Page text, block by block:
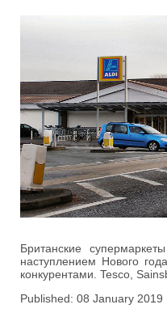
Британские
наступлением Нового
конкурентами. Tesco,
Published: 08 January 2019